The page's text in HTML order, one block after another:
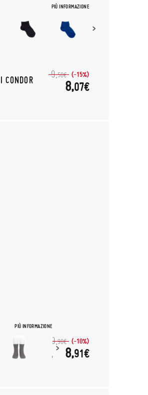
PIÙ INFORMAZIONE
CONDOR
9,50€ (-15%)
8,07€
PIÙ INFORMAZIONE
9,90€ (-10%)
8,91€